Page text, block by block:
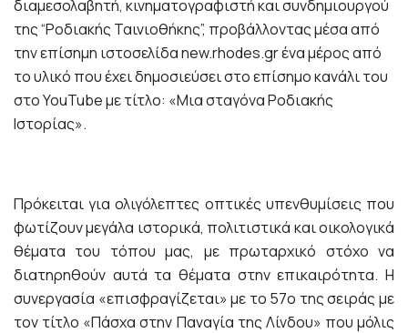
διαμεσολαβητή, κινηματογραφιστή και συνδημιουργού
της “Ροδιακής Ταινιοθήκης”, προβάλλοντας μέσα από
την επίσημη ιστοσελίδα new.rhodes.gr ένα μέρος από
το υλικό που έχει δημοσιεύσει στο επίσημο κανάλι του
στο YouTube με τίτλο: «Μια σταγόνα Ροδιακής
Ιστορίας».
Πρόκειται για ολιγόλεπτες οπτικές υπενθυμίσεις που
φωτίζουν μεγάλα ιστορικά, πολιτιστικά και οικολογικά
θέματα του τόπου μας, με πρωταρχικό στόχο να
διατηρηθούν αυτά τα θέματα στην επικαιρότητα. Η
συνεργασία «επισφραγίζεται» με το 57ο της σειράς με
τον τίτλο «Πάσχα στην Παναγία της Λίνδου» που μόλις